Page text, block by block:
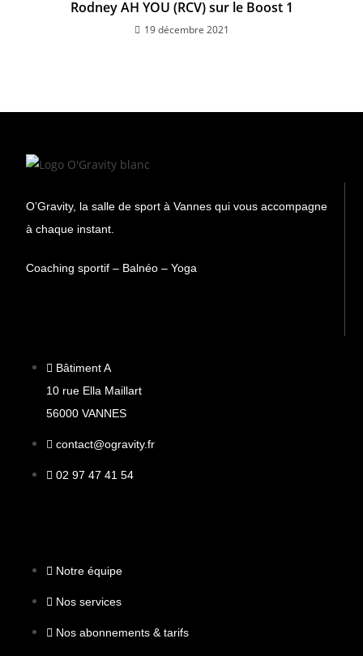
Rodney AH YOU (RCV) sur le Boost 1
19 décembre 2021
O’Gravity, la salle de sport à Vannes qui vous accompagne
à chaque instant.
Coaching sportif – Balnéo – Yoga
Bâtiment A
10 rue Ella Maillart
56000 VANNES
contact@ogravity.fr
02 97 47 41 54
Notre équipe
Nos services
Nos abonnements & tarifs